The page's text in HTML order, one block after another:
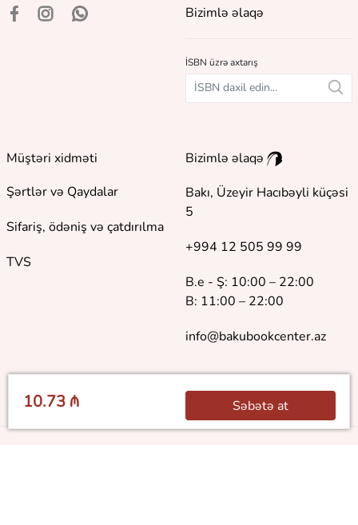
10.73 ₼ Səbətə at
Bizimlə əlaqə
İSBN üzrə axtarış
Müştəri xidməti
Şərtlər və Qaydalar
Sifariş, ödəniş və çatdırılma
TVS
Bizimlə əlaqə
Bakı, Üzeyir Hacıbəyli küçəsi
5
+994 12 505 99 99
B.e - Ş: 10:00 – 22:00
B: 11:00 – 22:00
info@bakubookcenter.az